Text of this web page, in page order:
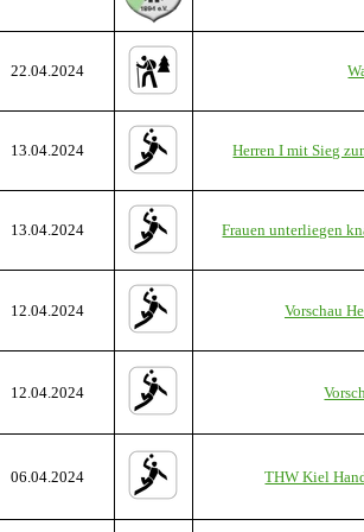
22.04.2024
13.04.2024 Herren I mit Sieg
13.04.2024 Frauen unterliegen
12.04.2024 Vorschau
12.04.2024
06.04.2024 THW Kiel